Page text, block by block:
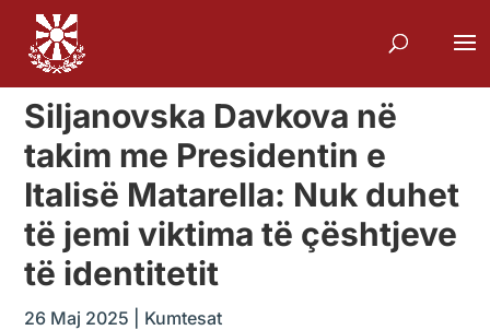
Siljanovska Davkova në
takim me Presidentin e
Italisë Matarella: Nuk duhet
të jemi viktima të çështjeve
të identitetit
26 Maj 2025 Kumtesat